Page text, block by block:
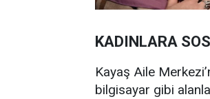
KADINLARA
Kayaş Aile
bilgisayar gibi